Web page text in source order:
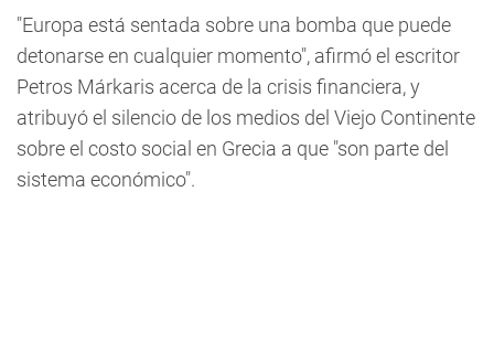
"Europa está sentada sobre una bomba que puede
detonarse en cualquier momento", afirmó el escritor
Petros Márkaris acerca de la crisis financiera, y
atribuyó el silencio de los medios del Viejo Continente
sobre el costo social en Grecia a que "son parte del
sistema económico".